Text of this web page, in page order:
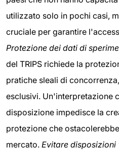
utilizzato solo in pochi casi,
cruciale per garantire
Protezione dei dati di
del TRIPS richiede la
pratiche sleali di
esclusivi. Un'interpretazione
disposizione impedisce la
protezione che
mercato. Evitare disposizioni